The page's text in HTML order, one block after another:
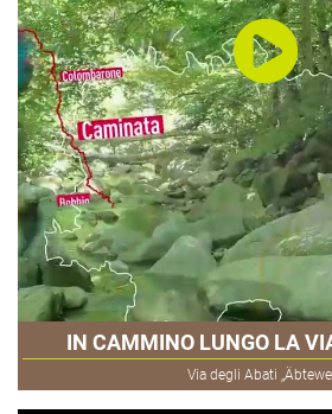
IN CAMMINO LUNGO LA
Via degli Abati